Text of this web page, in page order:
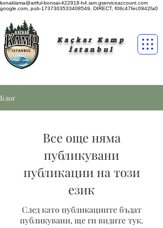
konaklama@artful-bonsai-422918-h4.iam.gserviceaccount.com
google.com, pub-1737303533408549, DIRECT, f08c47fec0942fa0
Kaçkar Kamp
İstanbul
Блог
Все още няма
публикувани
публикации на този
език
След като публикациите бъдат
публикувани, ще ги видите тук.